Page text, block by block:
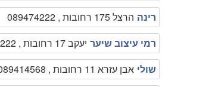
רינה הרצל 175 רחובות , 089474222
רמי עיצוב שיער יעקב 17 רחובות , 089465222
שולי אבן עזרא 11 רחובות , 089414568